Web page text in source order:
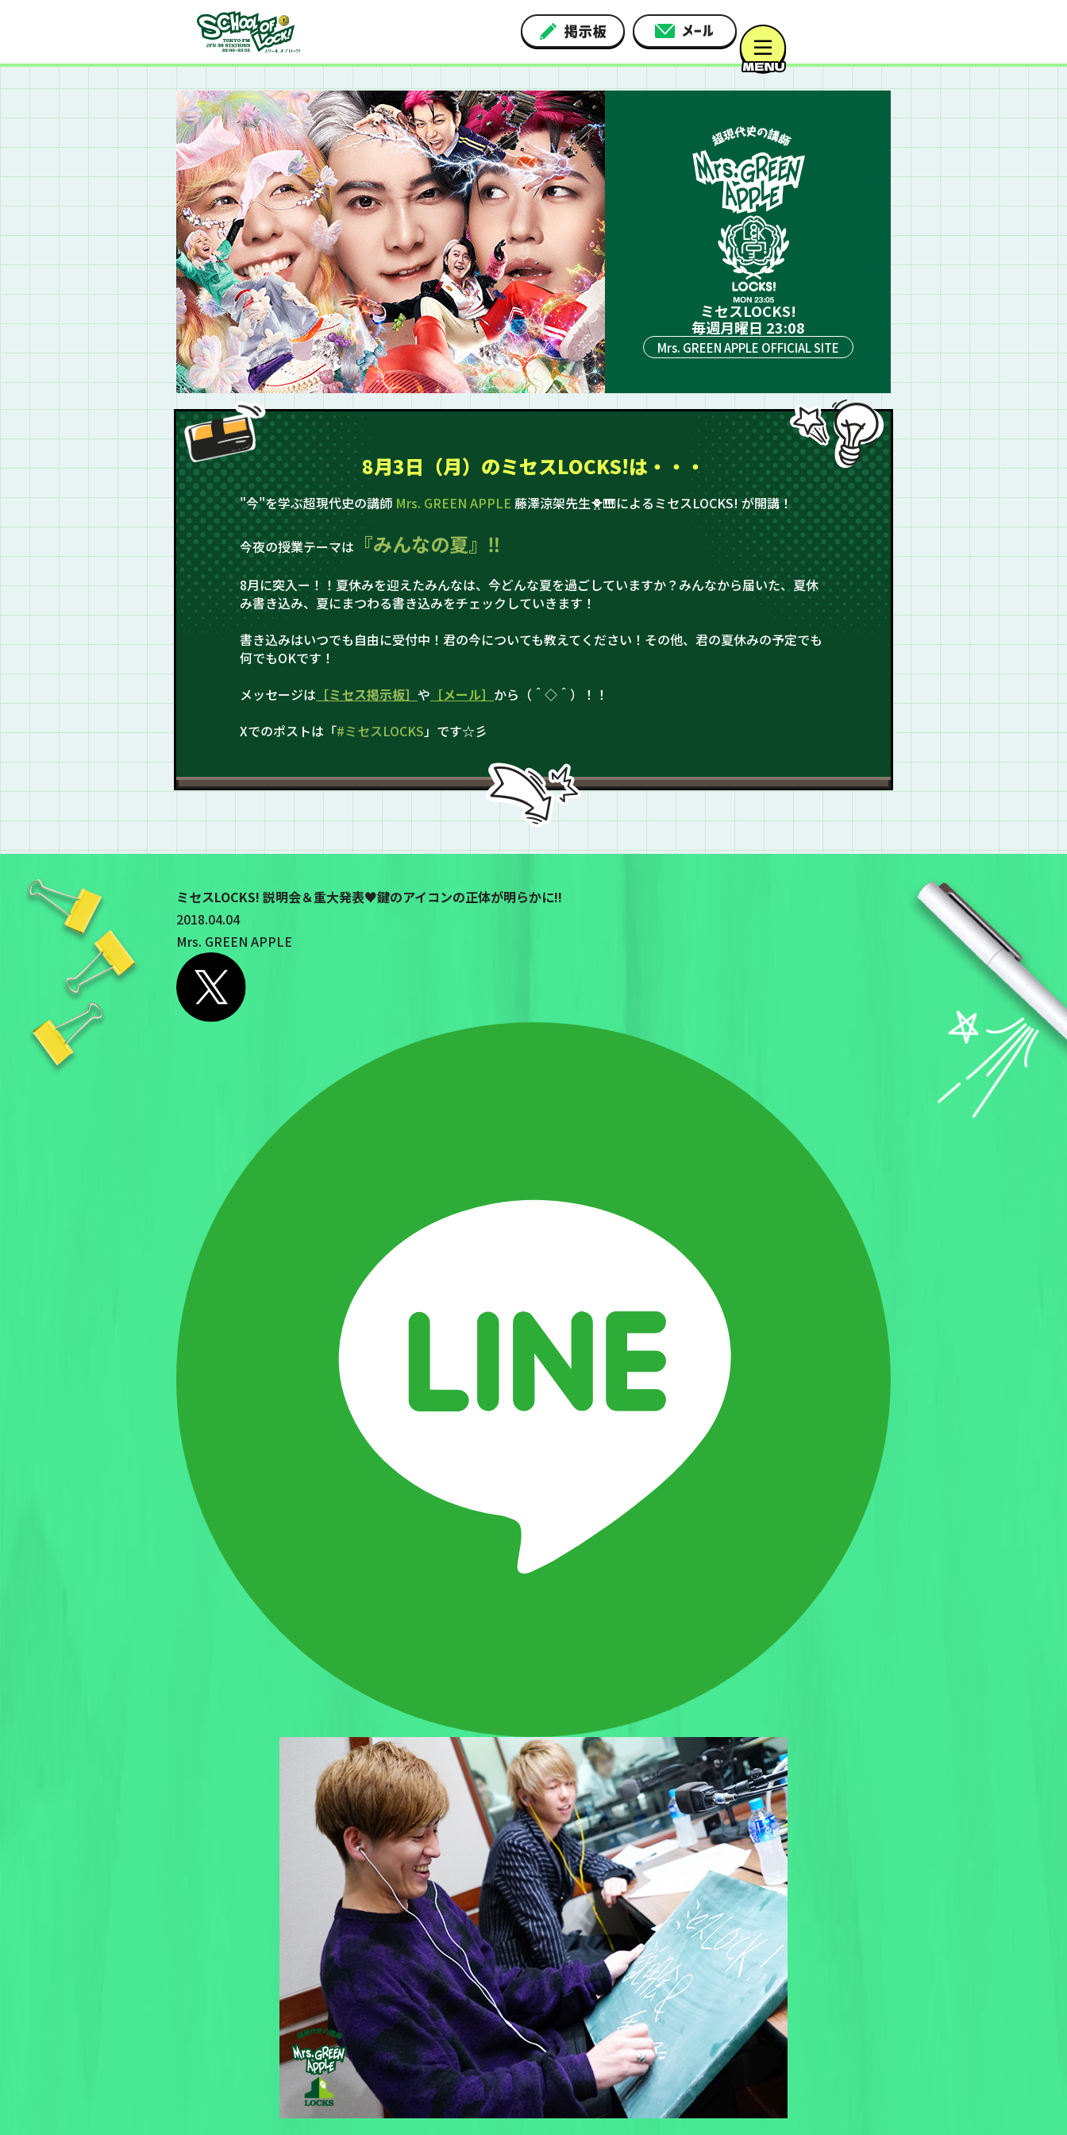
ミセスLOCKS!
毎週月曜日 23:08
Mrs. GREEN APPLE OFFICIAL SITE
8月3日（月）のミセスLOCKS!は・・・
"今"を学ぶ超現代史の講師 Mrs. GREEN APPLE 藤澤涼架先生🐥🎹によるミセスLOCKS! が開講！
今夜の授業テーマは『みんなの夏』‼
8月に突入ー！！夏休みを迎えたみんなは、今どんな夏を過ごしていますか？みんなから届いた、夏休
み書き込み、夏にまつわる書き込みをチェックしていきます！
書き込みはいつでも自由に受付中！君の今についても教えてください！その他、君の夏休みの予定でも
何でもOKです！
メッセージは ［ミセス掲示板］ や ［メール］ から（＾◇＾）！！
Xでのポストは「#ミセスLOCKS」です☆彡
ミセスLOCKS! 説明会＆重大発表♥鍵のアイコンの正体が明らかに!!
2018.04.04
Mrs. GREEN APPLE